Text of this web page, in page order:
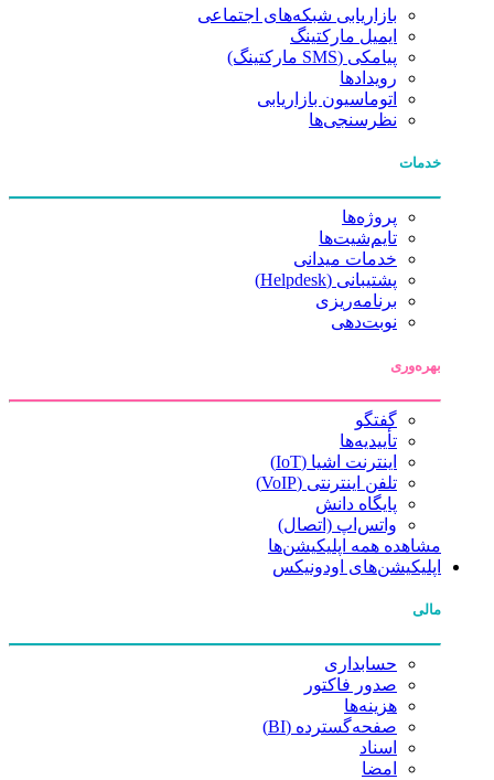
بازاریابی شبکه‌های اجتماعی
ایمیل مارکتینگ
پیامکی (SMS مارکتینگ)
رویدادها
اتوماسیون بازاریابی
نظرسنجی‌ها
خدمات
پروژه‌ها
تایم‌شیت‌ها
خدمات میدانی
پشتیبانی (Helpdesk)
برنامه‌ریزی
نوبت‌دهی
بهره‌وری
گفتگو
تأییدیه‌ها
اینترنت اشیا (IoT)
تلفن اینترنتی (VoIP)
پایگاه دانش
واتس‌اپ (اتصال)
مشاهده همه اپلیکیشن‌ها
اپلیکیشن‌های اودونیکس
مالی
حسابداری
صدور فاکتور
هزینه‌ها
صفحه‌گسترده (BI)
اسناد
امضا